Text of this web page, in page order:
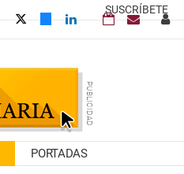
SUSCRÍBETE
PORTADAS